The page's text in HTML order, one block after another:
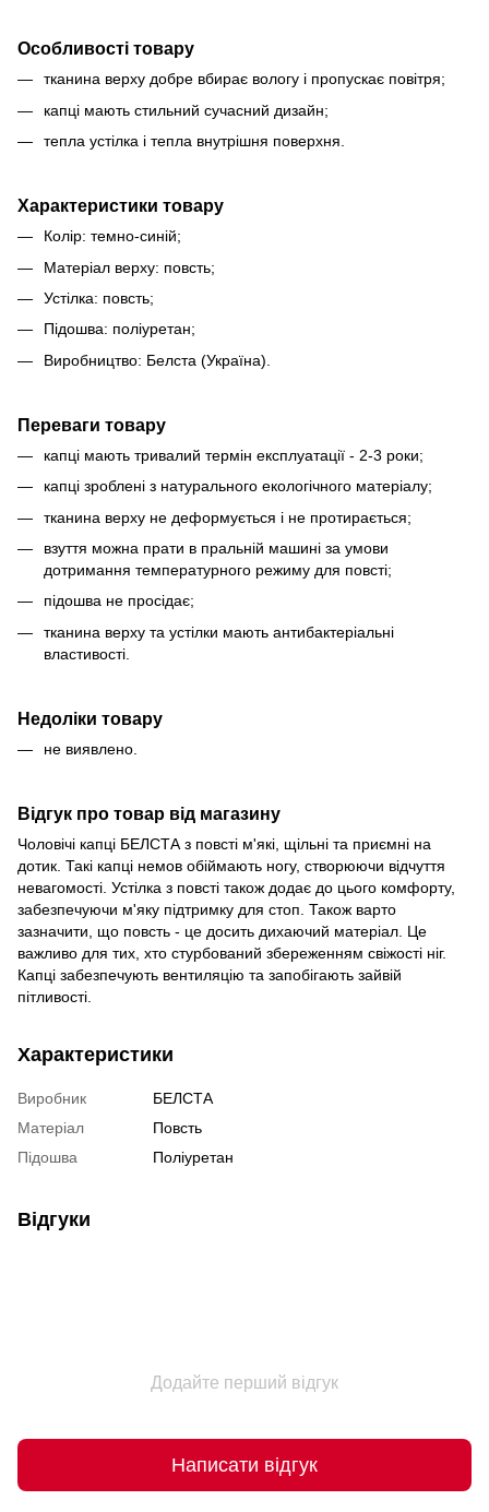
Особливості товару
тканина верху добре вбирає вологу і пропускає повітря;
капці мають стильний сучасний дизайн;
тепла устілка і тепла внутрішня поверхня.
Характеристики товару
Колір: темно-синій;
Матеріал верху: повсть;
Устілка: повсть;
Підошва: поліуретан;
Виробництво: Белста (Україна).
Переваги товару
капці мають тривалий термін експлуатації - 2-3 роки;
капці зроблені з натурального екологічного матеріалу;
тканина верху не деформується і не протирається;
взуття можна прати в пральній машині за умови
дотримання температурного режиму для повсті;
підошва не просідає;
тканина верху та устілки мають антибактеріальні
властивості.
Недоліки товару
не виявлено.
Відгук про товар від магазину
Чоловічі капці БЕЛСТА з повсті м'які, щільні та приємні на
дотик. Такі капці немов обіймають ногу, створюючи відчуття
невагомості. Устілка з повсті також додає до цього комфорту,
забезпечуючи м'яку підтримку для стоп. Також варто
зазначити, що повсть - це досить дихаючий матеріал. Це
важливо для тих, хто стурбований збереженням свіжості ніг.
Капці забезпечують вентиляцію та запобігають зайвій
пітливості.
Характеристики
Виробник
БЕЛСТА
Матеріал
Повсть
Підошва
Поліуретан
Відгуки
Додайте перший відгук
Написати відгук